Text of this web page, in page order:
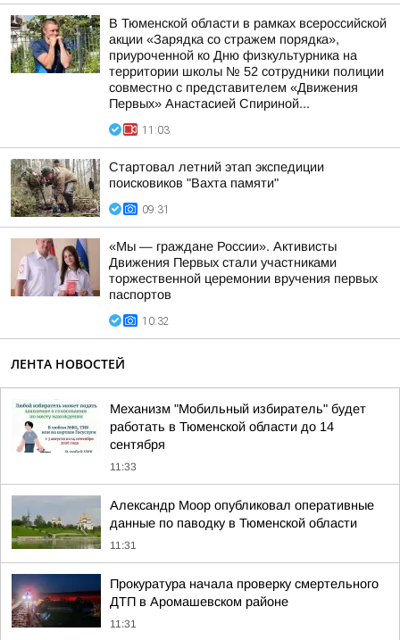
В Тюменской области в рамках всероссийской
акции «Зарядка со стражем порядка»,
приуроченной ко Дню физкультурника на
территории школы № 52 сотрудники полиции
совместно с представителем «Движения
Первых» Анастасией Спириной...
11:03
Стартовал летний этап экспедиции
поисковиков "Вахта памяти"
09:31
«Мы — граждане России». Активисты
Движения Первых стали участниками
торжественной церемонии вручения первых
паспортов
10:32
ЛЕНТА НОВОСТЕЙ
Механизм "Мобильный избиратель" будет
работать в Тюменской области до 14
сентября
11:33
Александр Моор опубликовал оперативные
данные по паводку в Тюменской области
11:31
Прокуратура начала проверку смертельного
ДТП в Аромашевском районе
11:31